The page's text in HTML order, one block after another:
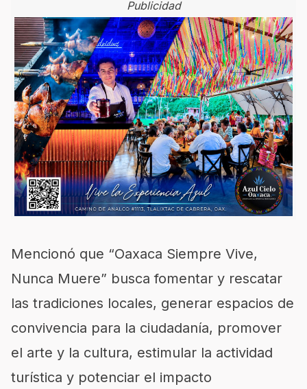
Publicidad
Mencionó que “Oaxaca Siempre Vive,
Nunca Muere” busca fomentar y rescatar
las tradiciones locales, generar espacios de
convivencia para la ciudadanía, promover
el arte y la cultura, estimular la actividad
turística y potenciar el impacto